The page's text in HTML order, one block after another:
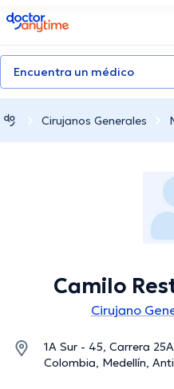
doctoranytime
Encuentra un médico
Cirujanos Generales
Camilo
Cirujano
1A Sur - 45, Carrera
Colombia, Medellín,